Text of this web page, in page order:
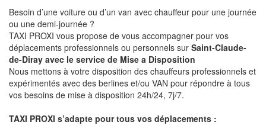
Besoin d’une voiture ou d’un van avec chauffeur pour une journée
ou une demi-journée ?
TAXI PROXI vous propose de vous accompagner pour vos
déplacements professionnels ou personnels sur Saint-Claude-
de-Diray avec le service de Mise a Disposition
Nous mettons à votre disposition des chauffeurs professionnels et
expérimentés avec des berlines et/ou VAN pour répondre à tous
vos besoins de mise à disposition 24h/24, 7j/7.
TAXI PROXI s’adapte pour tous vos déplacements :